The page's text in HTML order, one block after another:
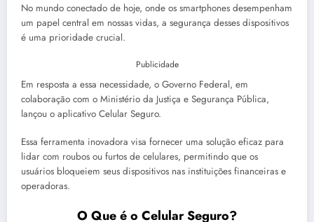
No mundo conectado de hoje, onde os smartphones desempenham
um papel central em nossas vidas, a segurança desses dispositivos
é uma prioridade crucial.
Publicidade
Em resposta a essa necessidade, o Governo Federal, em
colaboração com o Ministério da Justiça e Segurança Pública,
lançou o aplicativo Celular Seguro.
Essa ferramenta inovadora visa fornecer uma solução eficaz para
lidar com roubos ou furtos de celulares, permitindo que os
usuários bloqueiem seus dispositivos nas instituições financeiras e
operadoras.
O Que é o Celular Seguro?